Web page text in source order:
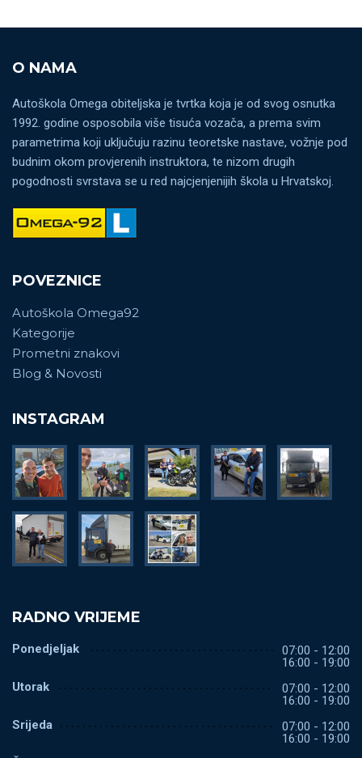
O NAMA
Autoškola Omega obiteljska je tvrtka koja je od svog osnutka
1992. godine osposobila više tisuća vozača, a prema svim
parametrima koji uključuju razinu teoretske nastave, vožnje pod
budnim okom provjerenih instruktora, te nizom drugih
pogodnosti svrstava se u red najcjenjenijih škola u Hrvatskoj.
POVEZNICE
Autoškola Omega92
Kategorije
Prometni znakovi
Blog & Novosti
INSTAGRAM
RADNO VRIJEME
Ponedjeljak
07:00 - 12:00
16:00 - 19:00
Utorak
07:00 - 12:00
16:00 - 19:00
Srijeda
07:00 - 12:00
16:00 - 19:00